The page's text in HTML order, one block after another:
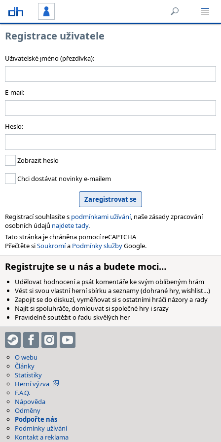
Registrace uživatele
Uživatelské jméno (přezdívka):
E-mail:
Heslo:
Zobrazit heslo
Chci dostávat novinky e-mailem
Registrací souhlasíte s podmínkami užívání, naše zásady zpracování
osobních údajů najdete tady.
Tato stránka je chráněna pomocí reCAPTCHA
Přečtěte siSoukromía Podmínky službyGoogle.
Registrujte se u nás a budete moci…
Udělovat hodnocení a psát komentáře ke svým oblíbeným hrám
Vést si svou vlastní herní sbírku a seznamy (dohrané hry, wishlist…)
Zapojit se do diskuzí, vyměňovat si s ostatními hráči názory a rady
Najít si spoluhráče, domlouvat si společné hry i srazy
Pravidelně soutěžit o řadu skvělých her
O webu
Články
Statistiky
Herní výzva
F.A.Q.
Nápověda
Odměny
Podpořte nás
Podmínky užívání
Kontakt a reklama